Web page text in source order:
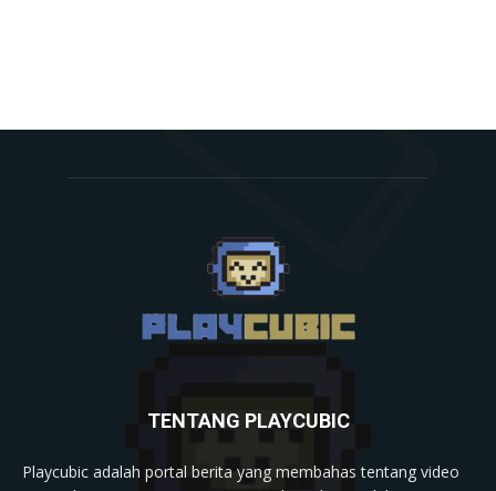
TENTANG PLAYCUBIC
Playcubic adalah portal berita yang membahas tentang video